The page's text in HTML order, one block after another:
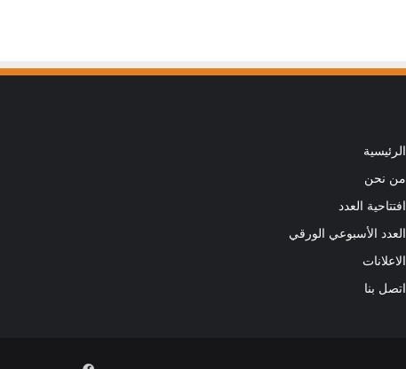
الرئيسية
من نحن
افتتاحية العدد
العدد الأسبوعي الورقي
الاعلانات
اتصل بنا